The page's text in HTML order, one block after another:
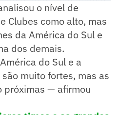
o nível de
Clubes como alto, mas
da América do Sul e
dos demais.
do Sul e a
muito fortes, mas as
próximas — afirmou